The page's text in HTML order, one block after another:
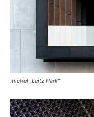
michel „Leitz Park“